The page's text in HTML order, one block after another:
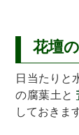
花壇
日当たりと
の腐葉土と
しておきま